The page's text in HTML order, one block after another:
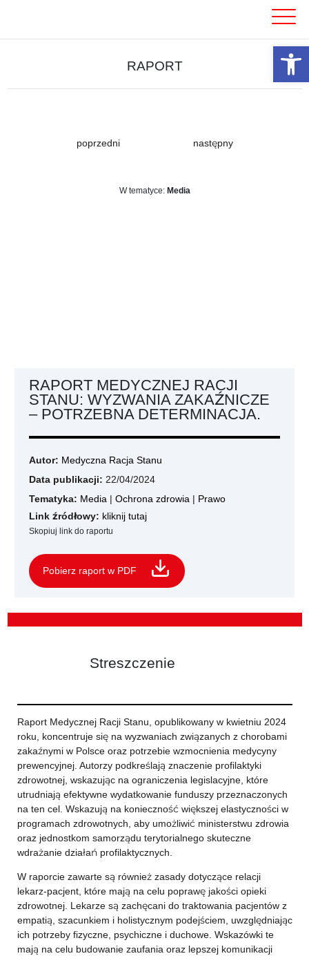
RAPORT
poprzedni następny
W tematyce: Media
RAPORT MEDYCZNEJ RACJI
STANU: WYZWANIA ZAKAŹNICZE
– POTRZEBNA DETERMINACJA.
Autor: Medyczna Racja Stanu
Data publikacji: 22/04/2024
Tematyka: Media | Ochrona zdrowia | Prawo
Link źródłowy: kliknij tutaj
Skopiuj link do raportu
Pobierz raport w PDF
Streszczenie
Raport Medycznej Racji Stanu, opublikowany w kwietniu 2024
roku, koncentruje się na wyzwaniach związanych z chorobami
zakaźnymi w Polsce oraz potrzebie wzmocnienia medycyny
prewencyjnej. Autorzy podkreślają znaczenie profilaktyki
zdrowotnej, wskazując na ograniczenia legislacyjne, które
utrudniają efektywne wydatkowanie funduszy przeznaczonych
na ten cel. Wskazują na konieczność większej elastyczności w
programach zdrowotnych, aby umożliwić ministerstwu zdrowia
oraz jednostkom samorządu terytorialnego skuteczne
wdrażanie działań profilaktycznych.
W raporcie zawarte są również zasady dotyczące relacji
lekarz-pacjent, które mają na celu poprawę jakości opieki
zdrowotnej. Lekarze są zachęcani do traktowania pacjentów z
empatią, szacunkiem i holistycznym podejściem, uwzględniając
ich potrzeby fizyczne, psychiczne i duchowe. Wskazówki te
mają na celu budowanie zaufania oraz lepszej komunikacji